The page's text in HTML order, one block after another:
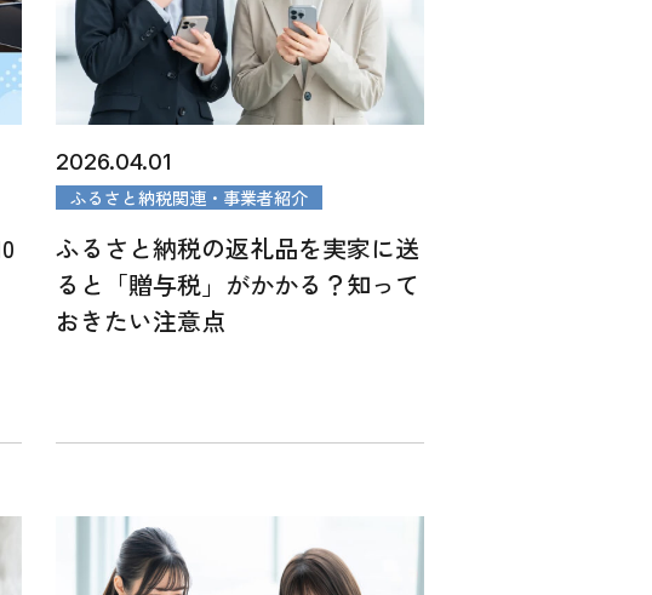
2026.04.01
ふるさと納税関連・事業者紹介
ふるさと納税の返礼品を実家に送
ると「贈与税」がかかる？知って
おきたい注意点